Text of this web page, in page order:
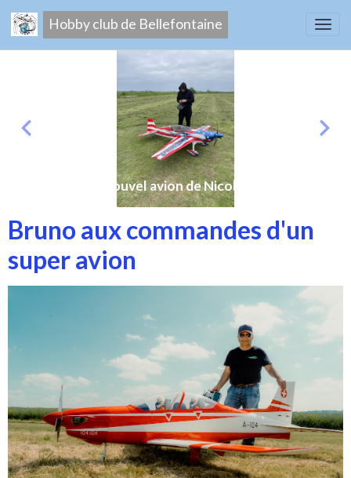
Hobby club de Bellefontaine
Nouvel avion de Nicolas
Bruno aux commandes d'un
super avion